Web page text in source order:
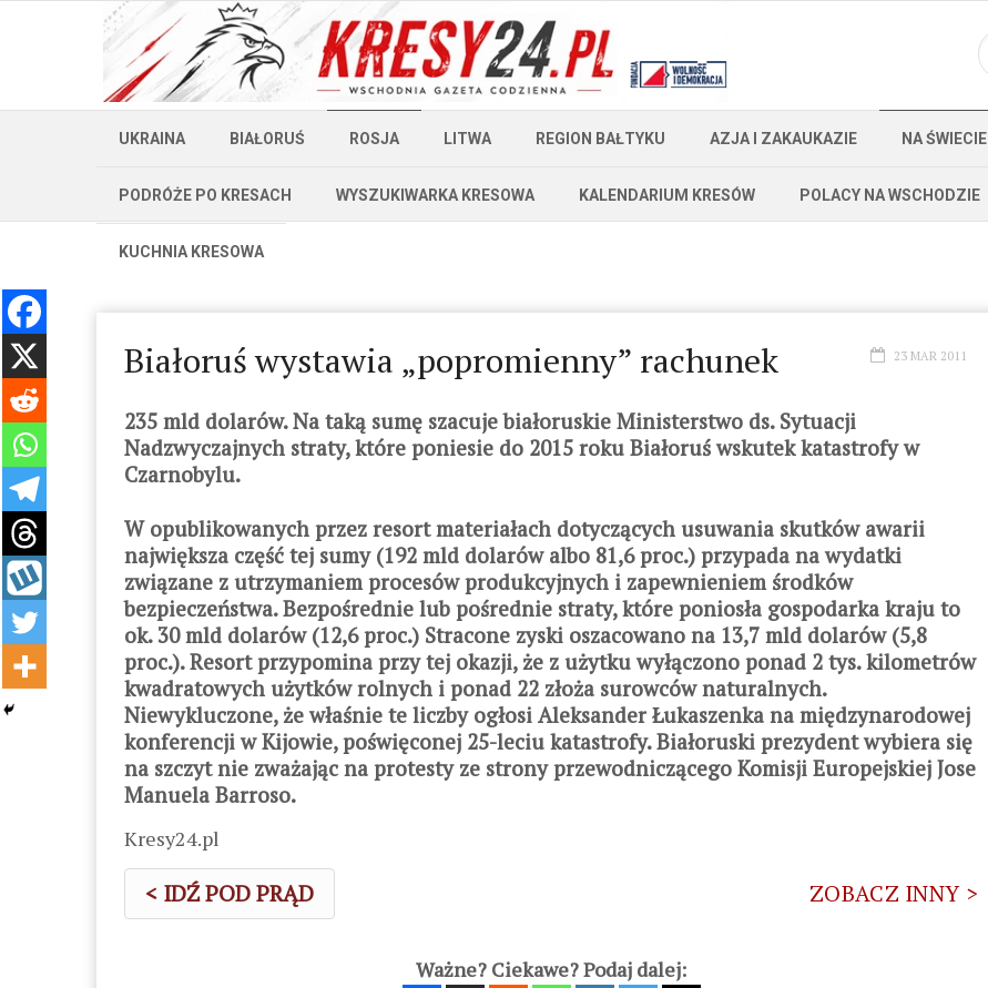
UKRAINA BIAŁORUŚ ROSJA LITWA REGION BAŁTYKU AZJA I ZAKAUKAZIE NA ŚWIECIE
PODRÓŻE PO KRESACH WYSZUKIWARKA KRESOWA KALENDARIUM KRESÓW POLACY NA WSCHODZIE
KUCHNIA KRESOWA
Białoruś wystawia „popromienny” rachunek 23 MAR 2011
235 mld dolarów. Na taką sumę szacuje białoruskie Ministerstwo ds. Sytuacji
Nadzwyczajnych straty, które poniesie do 2015 roku Białoruś wskutek katastrofy w
Czarnobylu.
W opublikowanych przez resort materiałach dotyczących usuwania skutków awarii
największa część tej sumy (192 mld dolarów albo 81,6 proc.) przypada na wydatki
związane z utrzymaniem procesów produkcyjnych i zapewnieniem środków
bezpieczeństwa. Bezpośrednie lub pośrednie straty, które poniosła gospodarka kraju to
ok. 30 mld dolarów (12,6 proc.) Stracone zyski oszacowano na 13,7 mld dolarów (5,8
proc.). Resort przypomina przy tej okazji, że z użytku wyłączono ponad 2 tys. kilometrów
kwadratowych użytków rolnych i ponad 22 złoża surowców naturalnych.
Niewykluczone, że właśnie te liczby ogłosi Aleksander Łukaszenka na międzynarodowej
konferencji w Kijowie, poświęconej 25-leciu katastrofy. Białoruski prezydent wybiera się
na szczyt nie zważając na protesty ze strony przewodniczącego Komisji Europejskiej Jose
Manuela Barroso.
Kresy24.pl
< IDŹ POD PRĄD ZOBACZ INNY >
Ważne? Ciekawe? Podaj dalej: